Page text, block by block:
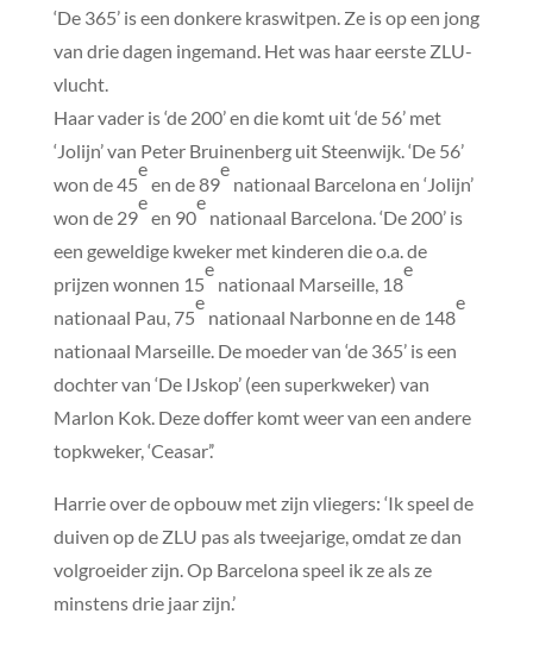
‘De 365’ is een donkere kraswitpen. Ze is op een jong
van drie dagen ingemand. Het was haar eerste ZLU-
vlucht.
Haar vader is ‘de 200’ en die komt uit ‘de 56’ met
‘Jolijn’ van Peter Bruinenberg uit Steenwijk. ‘De 56’
won de 45
e
en de 89
e
nationaal Barcelona en ‘Jolijn’
won de 29
e
en 90
e
nationaal Barcelona. ‘De 200’ is
een geweldige kweker met kinderen die o.a. de
prijzen wonnen 15
e
nationaal Marseille, 18
e
nationaal Pau, 75
e
nationaal Narbonne en de 148
e
nationaal Marseille. De moeder van ‘de 365’ is een
dochter van ‘De IJskop’ (een superkweker) van
Marlon Kok. Deze doffer komt weer van een andere
topkweker, ‘Ceasar’.’
Harrie over de opbouw met zijn vliegers: ‘Ik speel de
duiven op de ZLU pas als tweejarige, omdat ze dan
volgroeider zijn. Op Barcelona speel ik ze als ze
minstens drie jaar zijn.’